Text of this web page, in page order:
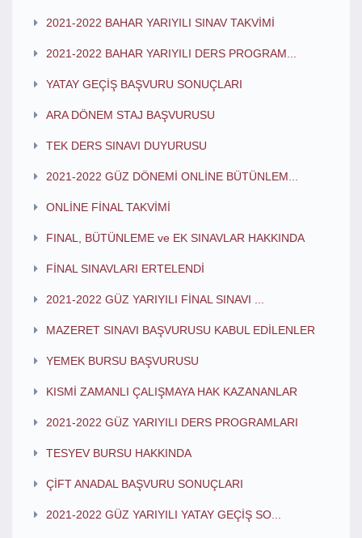
2021-2022 BAHAR YARIYILI SINAV TAKVİMİ
2021-2022 BAHAR YARIYILI DERS PROGRAM...
YATAY GEÇİŞ BAŞVURU SONUÇLARI
ARA DÖNEM STAJ BAŞVURUSU
TEK DERS SINAVI DUYURUSU
2021-2022 GÜZ DÖNEMİ ONLİNE BÜTÜNLEM...
ONLİNE FİNAL TAKVİMİ
FINAL, BÜTÜNLEME ve EK SINAVLAR HAKKINDA
FİNAL SINAVLARI ERTELENDİ
2021-2022 GÜZ YARIYILI FİNAL SINAVI ...
MAZERET SINAVI BAŞVURUSU KABUL EDİLENLER
YEMEK BURSU BAŞVURUSU
KISMİ ZAMANLI ÇALIŞMAYA HAK KAZANANLAR
2021-2022 GÜZ YARIYILI DERS PROGRAMLARI
TESYEV BURSU HAKKINDA
ÇİFT ANADAL BAŞVURU SONUÇLARI
2021-2022 GÜZ YARIYILI YATAY GEÇİŞ SO...